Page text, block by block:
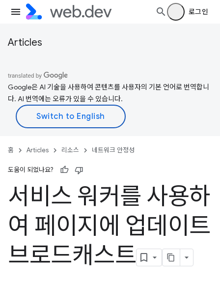
로그인
Articles
Google은 AI 기술을 사용하여 콘텐츠를 사용자의 기본 언어로 번역합니
다. AI 번역에는 오류가 있을 수 있습니다.
홈 Articles 리소스 네트워크 안정성
도움이 되었나요?
서비스 워커를 사용하
여 페이지에 업데이트
브로드캐스트